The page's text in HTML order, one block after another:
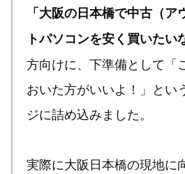
「大阪の日本橋で中古（
トパソコンを安く買いたい
方向けに、下準備として「
おいた方がいいよ！」とい
ジに詰め込みました。
実際に大阪日本橋の現地に